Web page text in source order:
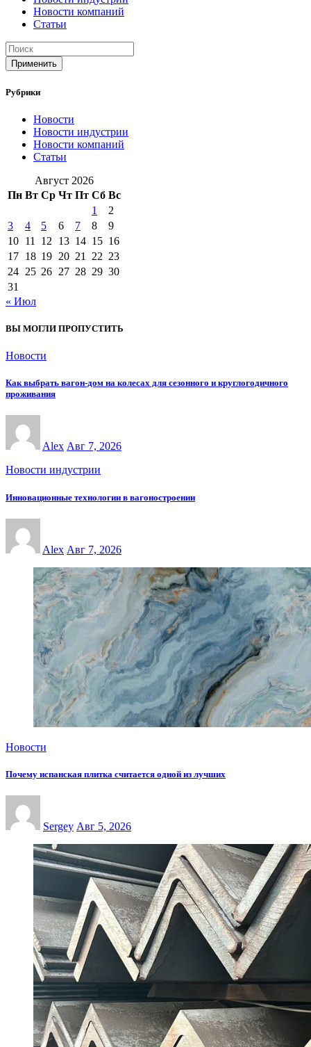
Новости компаний
Статьи
Применить
Рубрики
Новости
Новости индустрии
Новости компаний
Статьи
Август 2026
Пн Вт Ср Чт Пт Сб Вс
1
2
3
4 5 6 7 8
9
10 11 12 13 14 15 16
17 18 19 20 21 22 23
24 25 26 27 28 29 30
31
« Июл
ВЫ МОГЛИ ПРОПУСТИТЬ
Новости
Как выбрать вагон-дом на колесах для сезонного и круглогодичного
проживания
Alex Авг 7, 2026
Новости индустрии
Инновационные технологии в вагоностроении
Alex Авг 7, 2026
Новости
Почему испанская плитка считается одной из лучших
Sergey Авг 5, 2026